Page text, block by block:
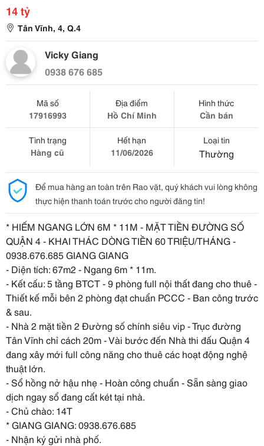
14 tỷ
Tân Vĩnh, 4, Q.4
Vicky Giang
0938 676 685
Mã số
17916993
Địa điểm
Hồ Chí Minh
Hình thức
Cần bán
Tình trạng
Hàng cũ
Hết hạn
11/06/2026
Loại tin
Thường
Để mua hàng an toàn trên Rao vặt, quý khách vui lòng không
thực hiện thanh toán trước cho người đăng tin!
* HIẾM NGANG LỚN 6M * 11M - MẶT TIỀN ĐƯỜNG SỐ
QUẬN 4 - KHAI THÁC DÒNG TIỀN 60 TRIỆU/THÁNG -
0938.676.685 GIANG GIANG
- Diện tích: 67m2 - Ngang 6m * 11m.
- Kết cấu: 5 tầng BTCT - 9 phòng full nội thất đang cho thuê -
Thiết kế mỗi bên 2 phòng đạt chuẩn PCCC - Ban công trước
& sau.
- Nhà 2 mặt tiền 2 Đường số chính siêu vip - Trục đường
Tân Vĩnh chỉ cách 20m - Vài bước đến Nhà thi đấu Quận 4
đang xây mới full công năng cho thuê các hoạt động nghệ
thuật lớn.
- Sổ hồng nở hậu nhẹ - Hoàn công chuẩn - Sẵn sàng giao
dịch ngay sổ đang cất két tại nhà.
- Chủ chào: 14T
* GIANG GIANG: 0938.676.685
- Nhận ký gửi nhà phố.